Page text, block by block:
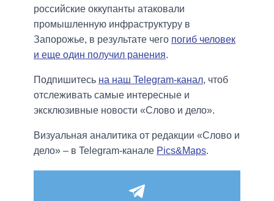
российские оккупанты атаковали
промышленную инфраструктуру в
Запорожье, в результате чего погиб человек
и еще один получил ранения.
Подпишитесь на наш Telegram-канал, чтоб
отслеживать самые интересные и
эксклюзивные новости «Слово и дело».
Визуальная аналитика от редакции «Слово и
дело» – в Telegram-канале Pics&Maps.